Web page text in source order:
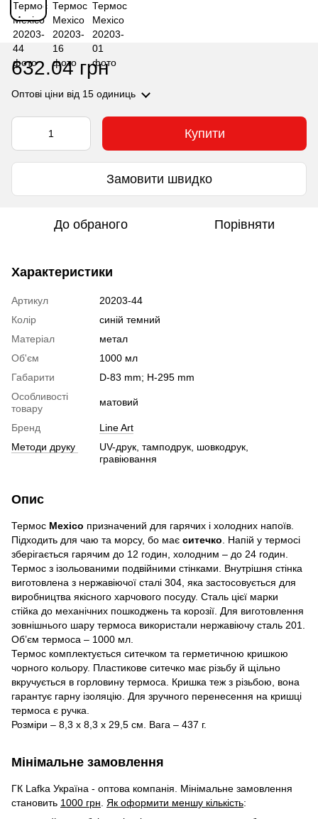
632.04 грн
Оптові ціни від 15 одиниць
Купити
Замовити швидко
До обраного Порівняти
Характеристики
Артикул
20203-44
Колір
синій темний
Матеріал
метал
Об'єм
1000 мл
Габарити
D-83 mm; H-295 mm
Особливості
товару
матовий
Бренд
Line Art
Методи друку
UV-друк, тамподрук, шовкодрук,
гравіювання
Опис
Термос Mexico призначений для гарячих і холодних напоїв.
Підходить для чаю та морсу, бо має ситечко. Напій у термосі
зберігається гарячим до 12 годин, холодним – до 24 годин.
Термос з ізольованими подвійними стінками. Внутрішня стінка
виготовлена з нержавіючої сталі 304, яка застосовується для
виробництва якісного харчового посуду. Сталь цієї марки
стійка до механічних пошкоджень та корозії. Для виготовлення
зовнішнього шару термоса використали нержавіючу сталь 201.
Об’єм термоса – 1000 мл.
Термос комплектується ситечком та герметичною кришкою
чорного кольору. Пластикове ситечко має різьбу й щільно
вкручується в горловину термоса. Кришка теж з різьбою, вона
гарантує гарну ізоляцію. Для зручного перенесення на кришці
термоса є ручка.
Розміри – 8,3 x 8,3 x 29,5 см. Вага – 437 г.
Мінімальне замовлення
ГК Lafka Україна - оптова компанія. Мінімальне замовлення
становить 1000 грн. Як оформити меншу кількість: